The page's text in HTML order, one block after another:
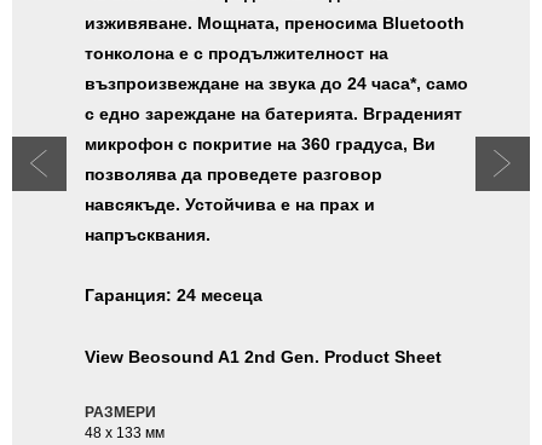
изживяване. Мощната, преносима Bluetooth
тонколона е с продължителност на
възпроизвеждане на звука до 24 часа*, само
с едно зареждане на батерията. Вграденият
микрофон с покритие на 360 градуса, Ви
позволява да проведете разговор
навсякъде. Устойчива е на прах и
напръсквания.
Гаранция: 24 месеца
View Beosound A1 2nd Gen. Product Sheet
РАЗМЕРИ
48 x 133 мм